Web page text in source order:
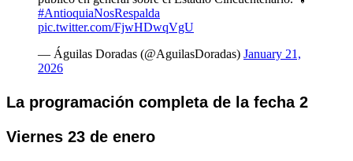
#AntioquiaNosRespalda
pic.twitter.com/FjwHDwqVgU
— Águilas Doradas (@AguilasDoradas) January 21,
2026
La programación completa de la fecha 2
Viernes 23 de enero